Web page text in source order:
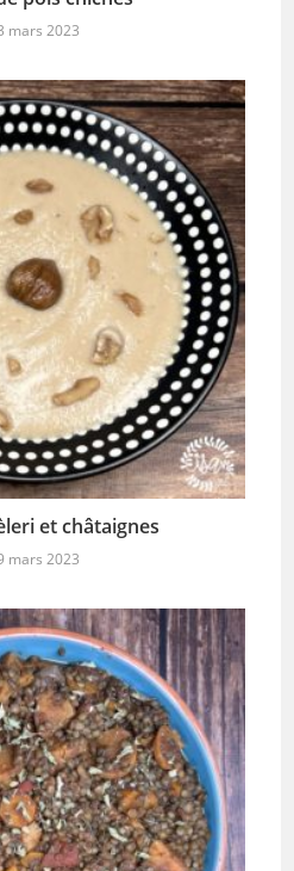
mars 2023
et châtaignes
mars 2023